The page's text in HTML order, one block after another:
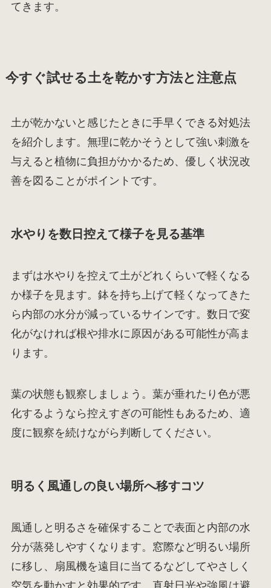
てきます。
今すぐ試せる土を乾かす方法と注意点
土が乾かないと感じたときに手早くできる対処法
を紹介します。無理に乾かそうとして強い刺激を
与えると植物に負担がかかるため、優しく状況改
善を図ることがポイントです。
水やりを数日控えて様子を見る基準
まずは水やりを控えて土がどれくらいで軽くなる
か様子を見ます。鉢を持ち上げて軽くなってきた
ら内部の水分が減っているサインです。数日で変
化がなければ根や排水に原因がある可能性が高ま
ります。
葉の状態も観察しましょう。葉が垂れたり色が悪
化するようなら控えすぎの可能性もあるため、適
度に観察を続けながら判断してください。
明るく風通しの良い場所へ移すコツ
風通しと明るさを確保することで表面と内部の水
分が蒸発しやすくなります。窓際など明るい場所
に移し、扇風機を遠目に当てるなどしてやさしく